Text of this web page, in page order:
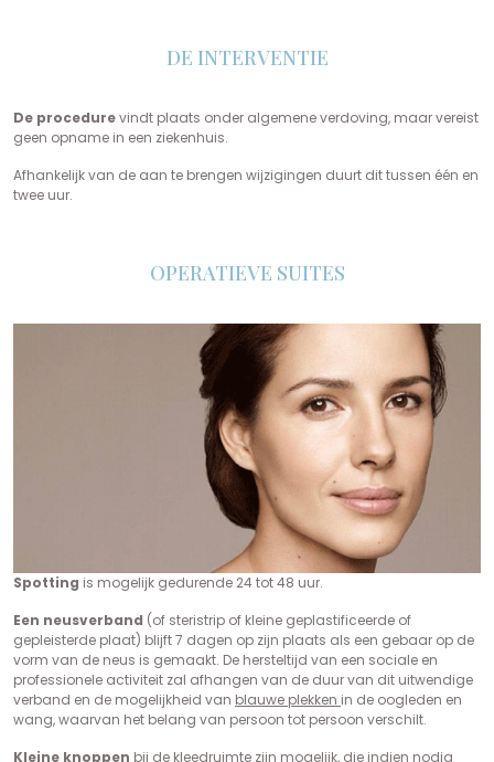
DE INTERVENTIE
De procedurevindt plaats onder algemene verdoving, maar vereist
geen opname in een ziekenhuis.
Afhankelijk van de aan te brengen wijzigingen duurt dit tussen één en
twee uur.
OPERATIEVE SUITES
Spotting is mogelijk gedurende 24 tot 48 uur.
Een neusverband (of steristrip of kleine geplastificeerde of
gepleisterde plaat) blijft 7 dagen op zijn plaats als een gebaar op de
vorm van de neus is gemaakt. De hersteltijd van een sociale en
professionele activiteit zal afhangen van de duur van dit uitwendige
verband en de mogelijkheid van blauwe plekken in de oogleden en
wang, waarvan het belang van persoon tot persoon verschilt.
Kleine knoppen bij de kleedruimte zijn mogelijk, die indien nodig